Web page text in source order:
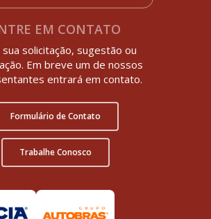
EM CONTATO
sua solicitação, sugestão ou
Em breve um de nossos
entrará em contato.
Formulário de Contato
Trabalhe Conosco